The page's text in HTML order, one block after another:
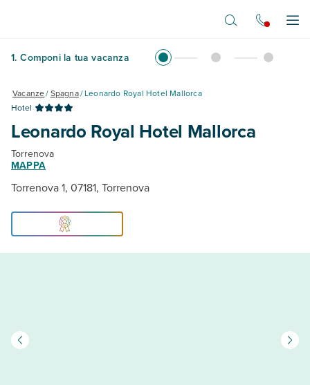
1. Componi la tua vacanza
Vacanze/Spagna/Leonardo Royal Hotel Mallorca
Hotel
Leonardo Royal Hotel Mallorca
Torrenova
MAPPA
Torrenova 1, 07181, Torrenova